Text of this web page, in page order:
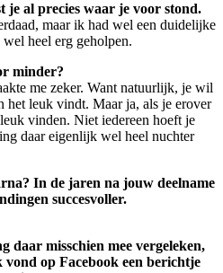
al precies waar je voor stond.
maar ik had wel een duidelijke
heel erg geholpen.
minder?
me zeker. Want natuurlijk, je wil
het leuk vindt. Maar ja, als je erover
vinden. Niet iedereen hoeft je
daar eigenlijk wel heel nuchter
In de jaren na jouw deelname
succesvoller.
daar misschien mee vergeleken,
op Facebook een berichtje